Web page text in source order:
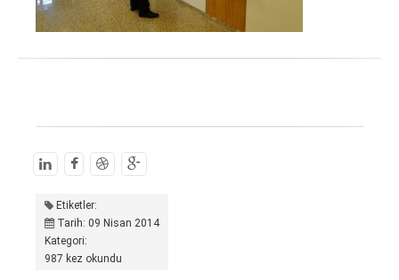
Etiketler:
Tarih: 09 Nisan 2014
Kategori:
987 kez okundu